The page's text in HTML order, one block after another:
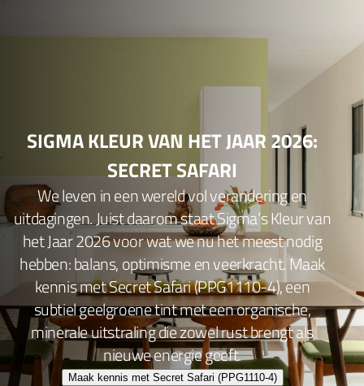
SIGMA KLEUR VAN HET JAAR 2026:
SECRET SAFARI
We leven in een wereld vol verandering en
uitdagingen. Juist daarom staat Sigma’s Kleur van
het Jaar 2026 voor wat we nu het meest nodig
hebben: balans, optimisme en veerkracht. Maak
kennis met Secret Safari (PPG1110-4), een
subtiel geelgroene tint met een organische,
minerale uitstraling die zowel rust brengt als
nieuwe energie geeft.
Maak kennis met Secret Safari (PPG1110-4)